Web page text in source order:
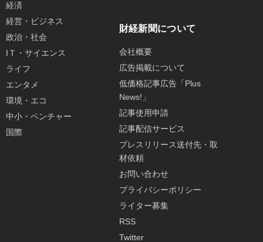
経済
経営・ビジネス
政治・社会
IＴ・サイエンス
ライフ
エンタメ
環境・エコ
中小・ベンチャー
国際
財経新聞について
会社概要
広告掲載について
低価格記事広告「Plus
News!」
記事使用申請
記事配信サービス
プレスリリース送付先・取
材依頼
お問い合わせ
プライバシーポリシー
ライター募集
RSS
Twitter